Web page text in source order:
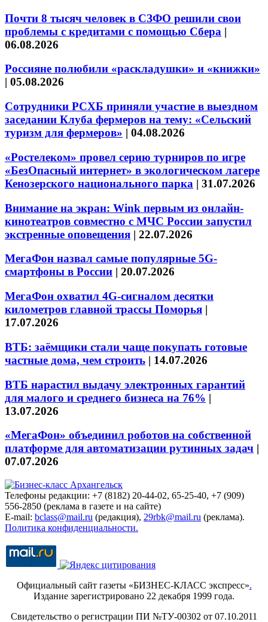
Почти 8 тысяч человек в СЗФО решили свои
проблемы с кредитами с помощью Сбера |
06.08.2026
Россияне полюбили «раскладушки» и «книжки»
| 05.08.2026
Сотрудники РСХБ приняли участие в выездном
заседании Клуба фермеров на тему: «Сельский
туризм для фермеров» | 04.08.2026
«Ростелеком» провел серию турниров по игре
«БезОпасный интернет» в экологическом лагере
Кенозерского национального парка | 31.07.2026
Внимание на экран: Wink первым из онлайн-
кинотеатров совместно с МЧС России запустил
экстренные оповещения | 22.07.2026
МегаФон назвал самые популярные 5G-
смартфоны в России | 20.07.2026
МегаФон охватил 4G-сигналом десятки
километров главной трассы Поморья |
17.07.2026
ВТБ: заёмщики стали чаще покупать готовые
частные дома, чем строить | 14.07.2026
ВТБ нарастил выдачу электронных гарантий
для малого и среднего бизнеса на 76% |
13.07.2026
«МегаФон» объединил роботов на собственной
платформе для автоматизации рутинных задач |
07.07.2026
Телефоны редакции: +7 (8182) 20-44-02, 65-25-40, +7 (909)
556-2850 (реклама в газете и на сайте)
E-mail: bclass@mail.ru (редакция), 29rbk@mail.ru (реклама).
Политика конфиденциальности.
Официальный сайт газеты «БИЗНЕС-КЛАСС экспресс».
Издание зарегистрировано 22 декабря 1999 года.
Свидетельство о регистрации ПИ №ТУ-00302 от 07.10.2011